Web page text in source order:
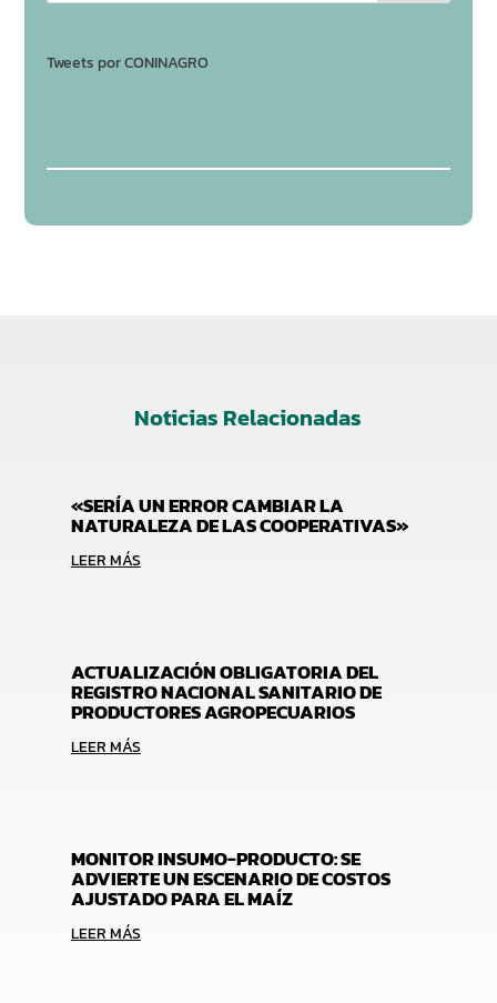
Tweets por CONINAGRO
Noticias Relacionadas
«SERÍA UN ERROR CAMBIAR LA
NATURALEZA DE LAS COOPERATIVAS»
LEER MÁS
ACTUALIZACIÓN OBLIGATORIA DEL
REGISTRO NACIONAL SANITARIO DE
PRODUCTORES AGROPECUARIOS
LEER MÁS
MONITOR INSUMO-PRODUCTO: SE
ADVIERTE UN ESCENARIO DE COSTOS
AJUSTADO PARA EL MAÍZ
LEER MÁS